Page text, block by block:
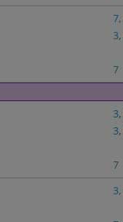
7,
3,
7
3,
3,
7
3,